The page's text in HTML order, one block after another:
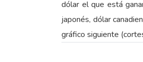
dólar el que está
japonés, dólar
gráfico siguiente